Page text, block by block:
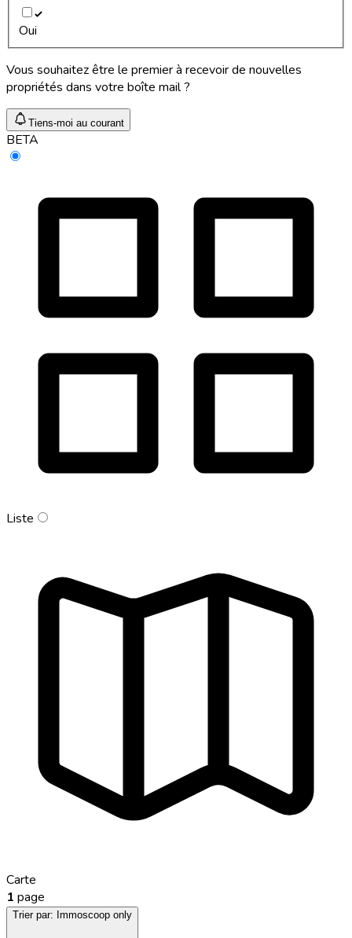
Oui
Vous souhaitez être le premier à recevoir de nouvelles
propriétés dans votre boîte mail ?
Tiens-moi au courant
BETA
Liste
Carte
1 page
Trier par: Immoscoop only